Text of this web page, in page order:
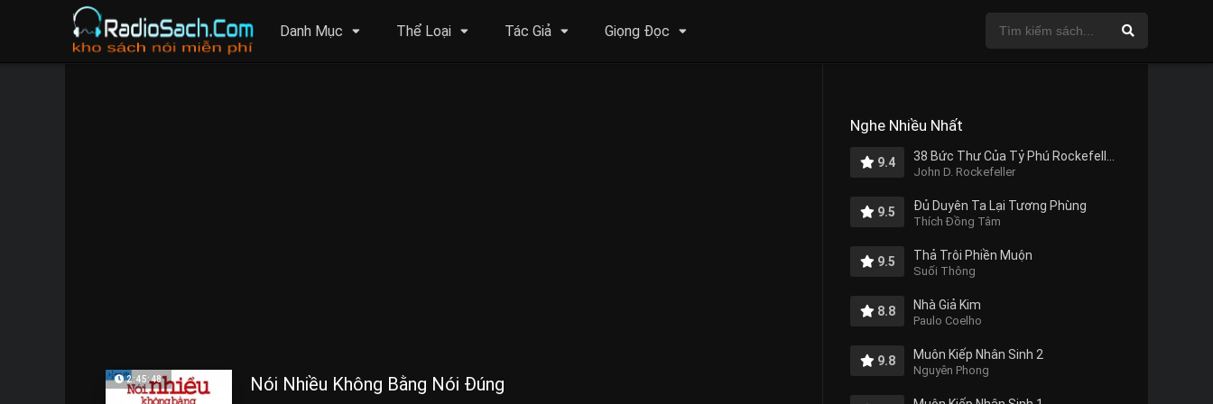
Danh Mục Thể Loại Tác Giả Giọng Đọc
2:45:48 Nói Nhiều Không Bằng Nói Đúng
Nghe Nhiều Nhất
9.4
John D. Rockefeller
9.5 Đủ Duyên Ta Lại Tương Phùng
Thích Đồng Tâm
9.5 Thả Trôi Phiền Muộn
Suối Thông
8.8 Nhà Giả Kim
Paulo Coelho
9.8 Muôn Kiếp Nhân Sinh 2
Nguyên Phong